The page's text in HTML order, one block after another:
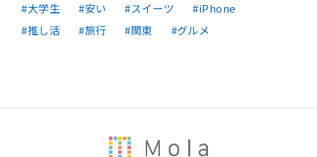
大学生
安い スイーツ
iPhone
推し活
旅行 関東 グルメ